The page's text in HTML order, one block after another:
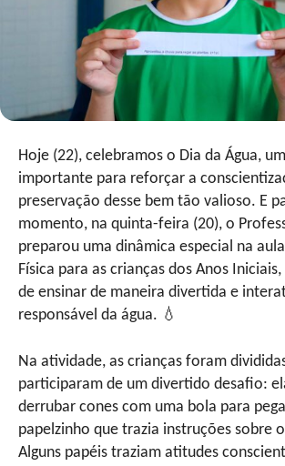
Hoje (22), celebramos o Dia da Água,
importante para reforçar a
preservação desse bem tão valioso. E
momento, na quinta-feira (20), o
preparou uma dinâmica especial na
Física para as crianças dos Anos
de ensinar de maneira divertida e
responsável da água. 💧
Na atividade, as crianças foram
participaram de um divertido desafio:
derrubar cones com uma bola para
papelzinho que trazia instruções sobre
Alguns papéis traziam atitudes